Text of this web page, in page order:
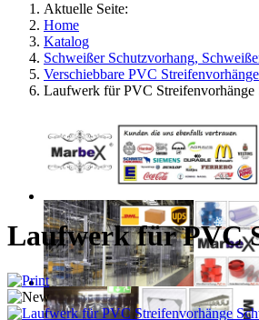
Aktuelle Seite:
Home
Katalog
Schweißer Schutzvorhang,
Verschiebbare PVC
Laufwerk für PVC Streifenvorhänge
Laufwerk für PVC